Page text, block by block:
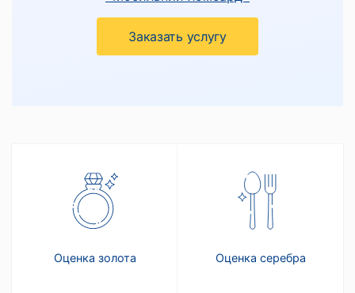
Заказать услугу
Оценка золота Оценка серебра